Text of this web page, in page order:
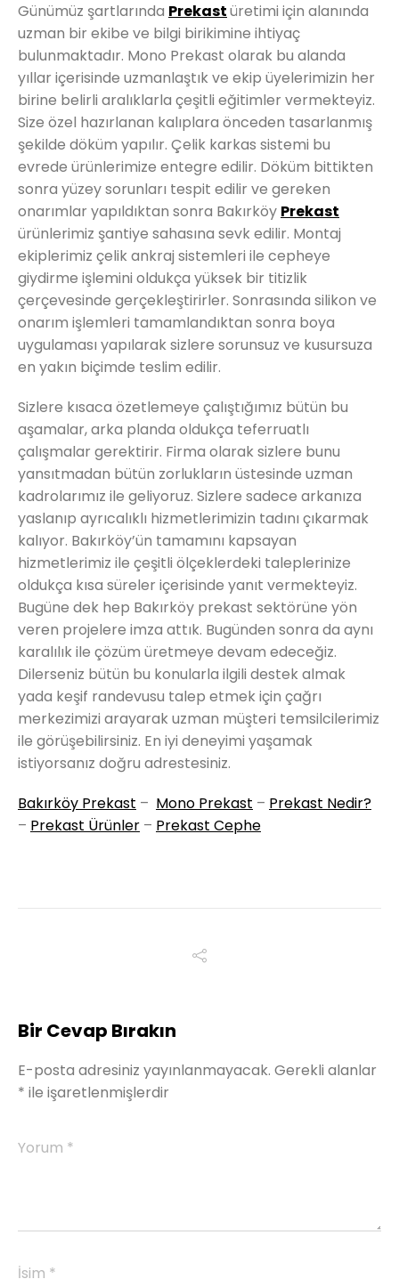
Günümüz şartlarında Prekastüretimi için alanında
uzman bir ekibe ve bilgi birikimine ihtiyaç
bulunmaktadır. Mono Prekast olarak bu alanda
yıllar içerisinde uzmanlaştık ve ekip üyelerimizin her
birine belirli aralıklarla çeşitli eğitimler vermekteyiz.
Size özel hazırlanan kalıplara önceden tasarlanmış
şekilde döküm yapılır. Çelik karkas sistemi bu
evrede ürünlerimize entegre edilir. Döküm bittikten
sonra yüzey sorunları tespit edilir ve gereken
onarımlar yapıldıktan sonra Bakırköy Prekast
ürünlerimiz şantiye sahasına sevk edilir. Montaj
ekiplerimiz çelik ankraj sistemleri ile cepheye
giydirme işlemini oldukça yüksek bir titizlik
çerçevesinde gerçekleştirirler. Sonrasında silikon ve
onarım işlemleri tamamlandıktan sonra boya
uygulaması yapılarak sizlere sorunsuz ve kusursuza
en yakın biçimde teslim edilir.
Sizlere kısaca özetlemeye çalıştığımız bütün bu
aşamalar, arka planda oldukça teferruatlı
çalışmalar gerektirir. Firma olarak sizlere bunu
yansıtmadan bütün zorlukların üstesinde uzman
kadrolarımız ile geliyoruz. Sizlere sadece arkanıza
yaslanıp ayrıcalıklı hizmetlerimizin tadını çıkarmak
kalıyor. Bakırköy’ün tamamını kapsayan
hizmetlerimiz ile çeşitli ölçeklerdeki taleplerinize
oldukça kısa süreler içerisinde yanıt vermekteyiz.
Bugüne dek hep Bakırköy prekast sektörüne yön
veren projelere imza attık. Bugünden sonra da aynı
karalılık ile çözüm üretmeye devam edeceğiz.
Dilerseniz bütün bu konularla ilgili destek almak
yada keşif randevusu talep etmek için çağrı
merkezimizi arayarak uzman müşteri temsilcilerimiz
ile görüşebilirsiniz. En iyi deneyimi yaşamak
istiyorsanız doğru adrestesiniz.
Bakırköy Prekast – Mono Prekast – Prekast Nedir?
– Prekast Ürünler – Prekast Cephe
Bir Cevap Bırakın
E-posta adresiniz yayınlanmayacak. Gerekli alanlar
* ile işaretlenmişlerdir